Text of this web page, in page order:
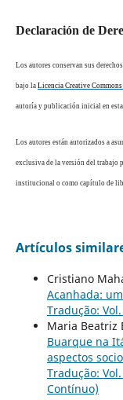
Declaración de
Los autores conservan sus
bajo la Licencia Creative
autoría y publicación inicial en
Los autores están autorizados a
exclusiva de la versión del trabajo
institucional o como capítulo de
Artículos
Cristiano
Acanhada:
Tradução:
Maria Beatriz
Buarque na
aspectos
Tradução:
Contínuo)